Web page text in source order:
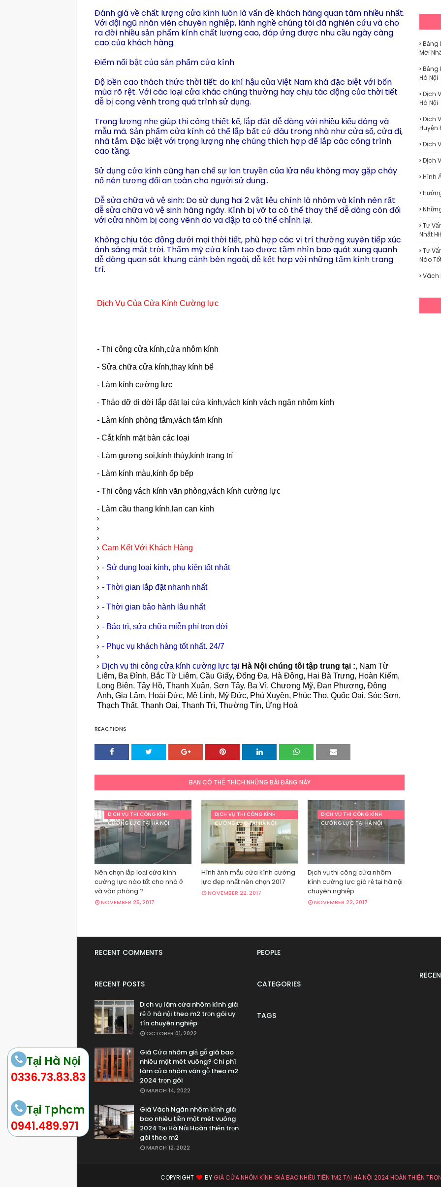
Đánh giá về chất lượng cửa kính luôn là vấn đề khách hàng quan tâm nhiều nhất.
Với đội ngũ nhân viên chuyên nghiệp, lành nghề chúng tôi đã nghiên cứu và cho
ra đời nhiều sản phẩm kính chất lượng cao, đáp ứng được nhu cầu ngày càng
cao của khách hàng.
Điểm nổi bật của sản phẩm cửa kính
Độ bền cao thách thức thời tiết: do khí hậu của Việt Nam khá đặc biệt với bốn
mùa rõ rệt. Với các loại cửa khác chúng thường hay chịu tác động của thời tiết
dễ bị cong vênh trong quá trình sử dụng.
Trọng lượng nhẹ giúp thi công thiết kế, lắp đặt dễ dàng với nhiều kiểu dáng và
mẫu mã. Sản phẩm cửa kính có thể lắp bất cứ đâu trong nhà như cửa sổ, cửa đi,
nhà tắm. Đặc biệt với trọng lượng nhẹ chúng thích hợp để lắp các công trình
cao tầng.
Sử dụng cửa kính cũng hạn chế sự lan truyền của lửa nếu không may gặp cháy
nổ nên tương đối an toàn cho người sử dụng..
Dễ sửa chữa và vệ sinh: Do sử dụng hai 2 vật liệu chính là nhôm và kính nên rất
dễ sửa chữa và vệ sinh hàng ngày. Kính bị vỡ ta có thể thay thế dễ dàng còn đối
với cửa nhôm bị cong vênh do va đập ta có thể chỉnh lại.
Không chịu tác động dưới mọi thời tiết, phù hợp các vị trí thường xuyên tiếp xúc
ánh sáng mặt trời. Thẩm mỹ cửa kính tạo được tầm nhìn bao quát xung quanh
dễ dàng quan sát khung cảnh bên ngoài, dễ kết hợp với những tấm kính trang
trí.
Dịch Vụ Của Cửa Kính Cường lực
- Thi công cửa kính,cửa nhôm kính
- Sửa chữa cửa kính,thay kính bể
- Làm kính cường lực
- Tháo dỡ di dời lắp đặt lại cửa kính,vách kính vách ngăn nhôm kính
- Làm kính phòng tắm,vách tắm kính
- Cắt kính mặt bàn các loại
- Làm gương soi,kính thủy,kính trang trí
- Làm kính màu,kính ốp bếp
- Thi công vách kính văn phòng,vách kính cường lực
- Làm cầu thang kính,lan can kính
Cam Kết Với Khách Hàng
- Sử dụng loại kính, phụ kiện tốt nhất
- Thời gian lắp đặt nhanh nhất
- Thời gian bảo hành lâu nhất
- Bảo trì, sửa chữa miễn phí trọn đời
- Phục vụ khách hàng tốt nhất. 24/7
Dịch vụ thi công cửa kính cường lực tại Hà Nội chúng tôi tập trung tại :, Nam Từ
Liêm, Ba Đình, Bắc Từ Liêm, Cầu Giấy, Đống Đa, Hà Đông, Hai Bà Trưng, Hoàn Kiếm,
Long Biên, Tây Hồ, Thanh Xuân, Sơn Tây, Ba Vì, Chương Mỹ, Đan Phượng, Đông
Anh, Gia Lâm, Hoài Đức, Mê Linh, Mỹ Đức, Phú Xuyên, Phúc Thọ, Quốc Oai, Sóc Sơn,
Thạch Thất, Thanh Oai, Thanh Trì, Thường Tín, Ứng Hoà
REACTIONS
BẠN CÓ THỂ THÍCH NHỮNG BÀI ĐĂNG NÀY
DỊCH VỤ THI CÔNG KÍNH
CƯỜNG LỰC TẠI HÀ NỘI
Nên chọn lắp loại cửa kính
cường lực nào tốt cho nhà ở
và văn phòng ?
NOVEMBER 25, 2017
DỊCH VỤ THI CÔNG KÍNH
CƯỜNG LỰC TẠI HÀ NỘI
Hình ảnh mẫu cửa kính cường
lực đẹp nhất nên chọn 2017
NOVEMBER 22, 2017
DỊCH VỤ THI CÔNG KÍNH
CƯỜNG LỰC TẠI HÀ NỘI
Dịch vụ thi công cửa nhôm
kính cường lực giá rẻ tại hà nội
chuyên nghiệp
NOVEMBER 22, 2017
Bảng
Mới
Bảng
Hà Nội
Dịch
Hà Nội
Dịch
Huyện
Dịch
Dịch
Hình
Tư
Nhất
Tư
Nào
Vách
RECENT COMMENTS
Tại Hà Nội
0336.73.83.83
Tại Tphcm
0941.489.971
RECENT POSTS
Dịch vụ làm cửa nhôm kính giá
rẻ ở hà nội theo m2 trọn gói uy
tín chuyên nghiệp
OCTOBER 01, 2022
Giá Cửa nhôm giả gỗ giá bao
nhiêu một mét vuông? Chi phí
làm cửa nhôm vân gỗ theo m2
2024 trọn gói
MARCH 14, 2022
Giá Vách Ngăn nhôm kính giá
bao nhiêu tiền một mét vuông
2024 Tại Hà Nội Hoàn thiện trọn
gói theo m2
MARCH 12, 2022
PEOPLE
CATEGORIES
TAGS
COPYRIGHT BYGIÁ CỬA NHÔM KÍNH GIÁ BAO NHIÊU TIỀN 1M2 TẠI HÀ NỘI 2024 HOÀN THIỆN